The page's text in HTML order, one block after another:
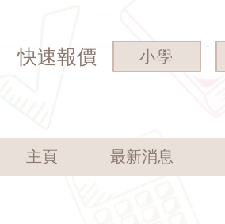
快速報價 小學
主頁 最新消息